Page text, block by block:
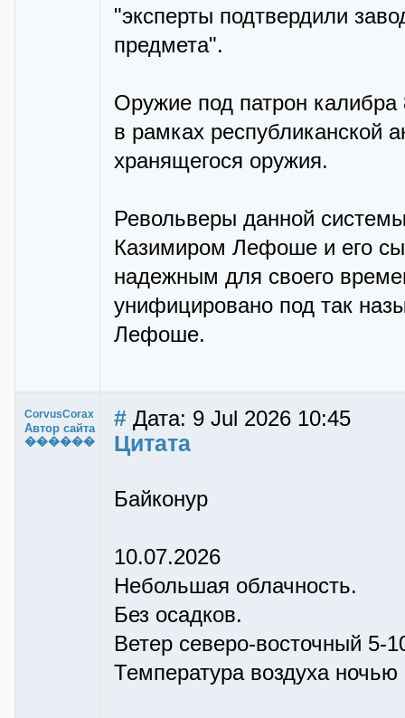
"эксперты подтвердили
предмета".
Оружие под патрон
в рамках республиканской
хранящегося оружия.
Револьверы данной
Казимиром Лефоше и его
надежным для своего
унифицировано под так
Лефоше.
CorvusCorax
Автор сайта
������
# Дата: 9 Jul 2026 10:45
Цитата
Байконур
10.07.2026
Небольшая облачность.
Без осадков.
Ветер северо-восточный
Температура воздуха